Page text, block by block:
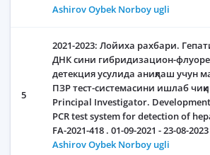
Ashirov Oybek Norboy ugli
5
2021-2023: Лойиха рахбари.
ДНК сини гибридизацион-
детекция усулида аниқлаш учун
ПЗР тест-системасини ишлаб
Principal Investigator.
PCR test system for detection of
FA-2021-418 . 01-09-2021 - 23-08-2023
Ashirov Oybek Norboy ugli